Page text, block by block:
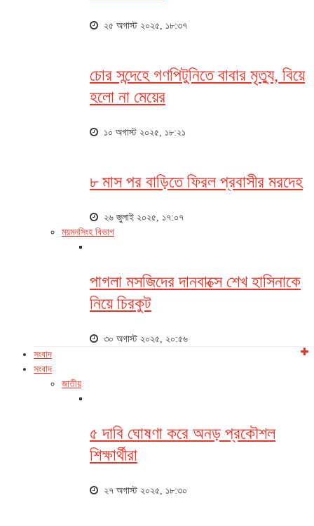
২৫ অগাস্ট ২০২৫, ১৮:৩৭
চোর সন্দেহে গণপিটুনিতে বাবার মৃত্যু, বিয়ে
হলো না মেয়ের
১০ অগাস্ট ২০২৫, ১৮:২১
৮ মাস পর বাড়িতে ফিরল প্রবাসীর মরদেহ
২৬ জুলাই ২০২৫, ১৭:০৭
ময়মনসিংহ বিভাগ
পাগলা মসজিদের দানবাক্সে শেখ হাসিনাকে
নিয়ে চিরকুট
৩০ অগাস্ট ২০২৫, ২০:৫৬
সংবাদ
সংবাদ
জাতীয়
৫ দাবি ঘোষণা করে অনড় প্রকৌশল
শিক্ষার্থীরা
২৭ অগাস্ট ২০২৫, ১৮:৩০